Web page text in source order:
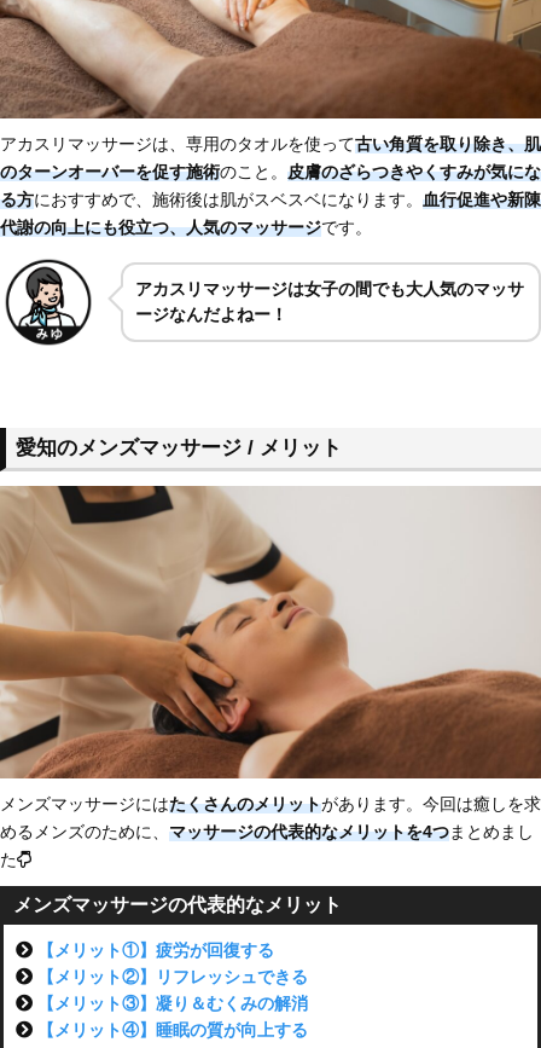
アカスリマッサージは、専用のタオルを使って古い角質を取り除き、肌
のターンオーバーを促す施術のこと。 皮膚のざらつきやくすみが気にな
る方におすすめで、施術後は肌がスベスベになります。 血行促進や新陳
代謝の向上にも役立つ、人気のマッサージです。
アカスリマッサージは女子の間でも大人気のマッサ
ージなんだよねー！
愛知のメンズマッサージ / メリット
メンズマッサージにはたくさんのメリットがあります。今回は癒しを求
めるメンズのために、 マッサージの代表的なメリットを4つまとめまし
た
メンズマッサージの代表的なメリット
【メリット①】疲労が回復する
【メリット②】リフレッシュできる
【メリット③】凝り＆むくみの解消
【メリット④】睡眠の質が向上する